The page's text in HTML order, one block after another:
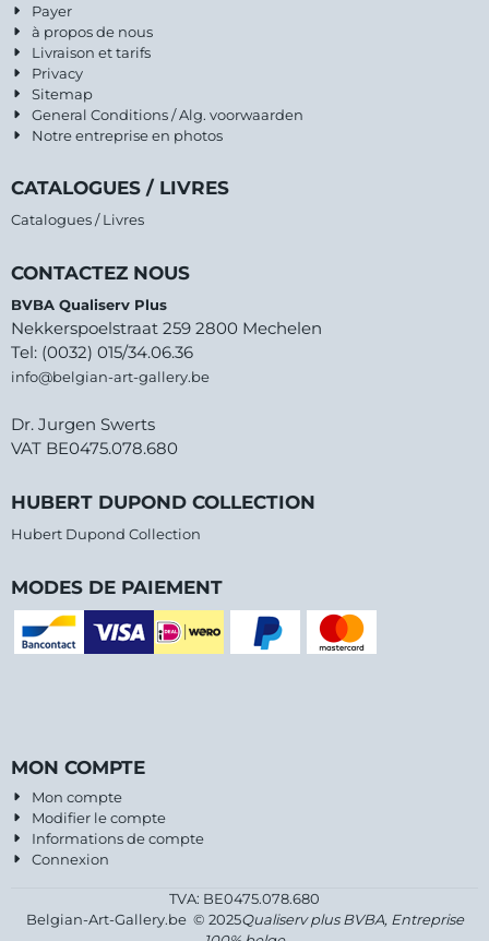
Payer
à propos de nous
Livraison et tarifs
Privacy
Sitemap
General Conditions / Alg. voorwaarden
Notre entreprise en photos
CATALOGUES / LIVRES
Catalogues / Livres
CONTACTEZ NOUS
BVBA Qualiserv Plus
Nekkerspoelstraat 259 2800 Mechelen
Tel: (0032) 015/34.06.36
info@belgian-art-gallery.be
Dr. Jurgen Swerts
VAT BE0475.078.680
HUBERT DUPOND COLLECTION
Hubert Dupond Collection
MODES DE PAIEMENT
MON COMPTE
Mon compte
Modifier le compte
Informations de compte
Connexion
TVA: BE0475.078.680
Belgian-Art-Gallery.be © 2025Qualiserv plus BVBA, Entreprise